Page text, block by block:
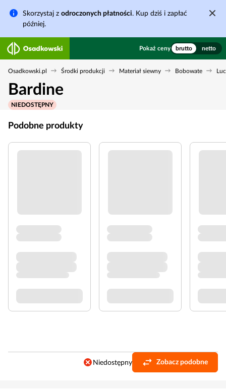
Skorzystaj z odroczonych płatności. Kup dziś i zapłać
później.
Pokaż ceny brutto netto
Osadkowski.pl Środki produkcji Materiał siewny Bobowate
Bardine
NIEDOSTĘPNY
Podobne produkty
Niedostępny Zobacz podobne